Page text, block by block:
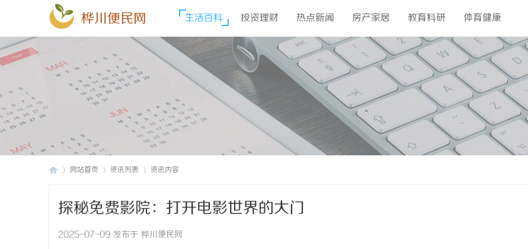
桦川便民网 生活百科 投资理财 热点新闻 房产家居 教育科研 体育健康
网站首页 资讯列表 资讯内容
探秘免费影院：打开电影世界的大门
2025-07-09 发布于 桦川便民网